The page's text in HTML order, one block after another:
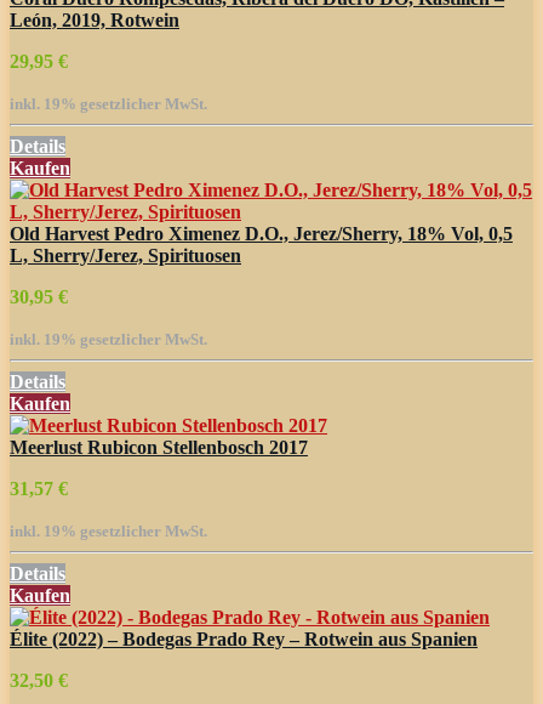
León, 2019, Rotwein
29,95 €
inkl. 19% gesetzlicher MwSt.
Details
Kaufen
Old Harvest Pedro Ximenez D.O., Jerez/Sherry, 18% Vol, 0,5
L, Sherry/Jerez, Spirituosen
30,95 €
inkl. 19% gesetzlicher MwSt.
Details
Kaufen
Meerlust Rubicon Stellenbosch 2017
31,57 €
inkl. 19% gesetzlicher MwSt.
Details
Kaufen
Élite (2022) – Bodegas Prado Rey – Rotwein aus Spanien
32,50 €